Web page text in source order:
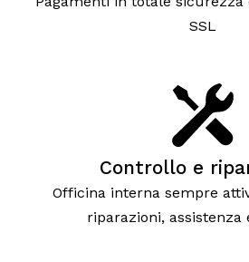
SSL
Controllo e
Officina interna sempre
riparazioni, assistenza